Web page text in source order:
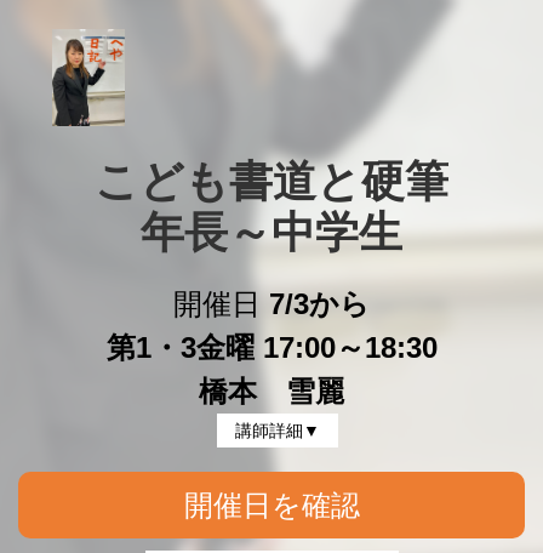
こども書道と硬筆
年長～中学生
開催日 7/3から
第1・3金曜 17:00～18:30
橋本 雪麗
講師詳細▼
開催日を確認